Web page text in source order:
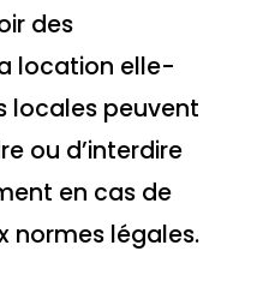
des
location elle-
locales peuvent
ou d’interdire
en cas de
normes légales.